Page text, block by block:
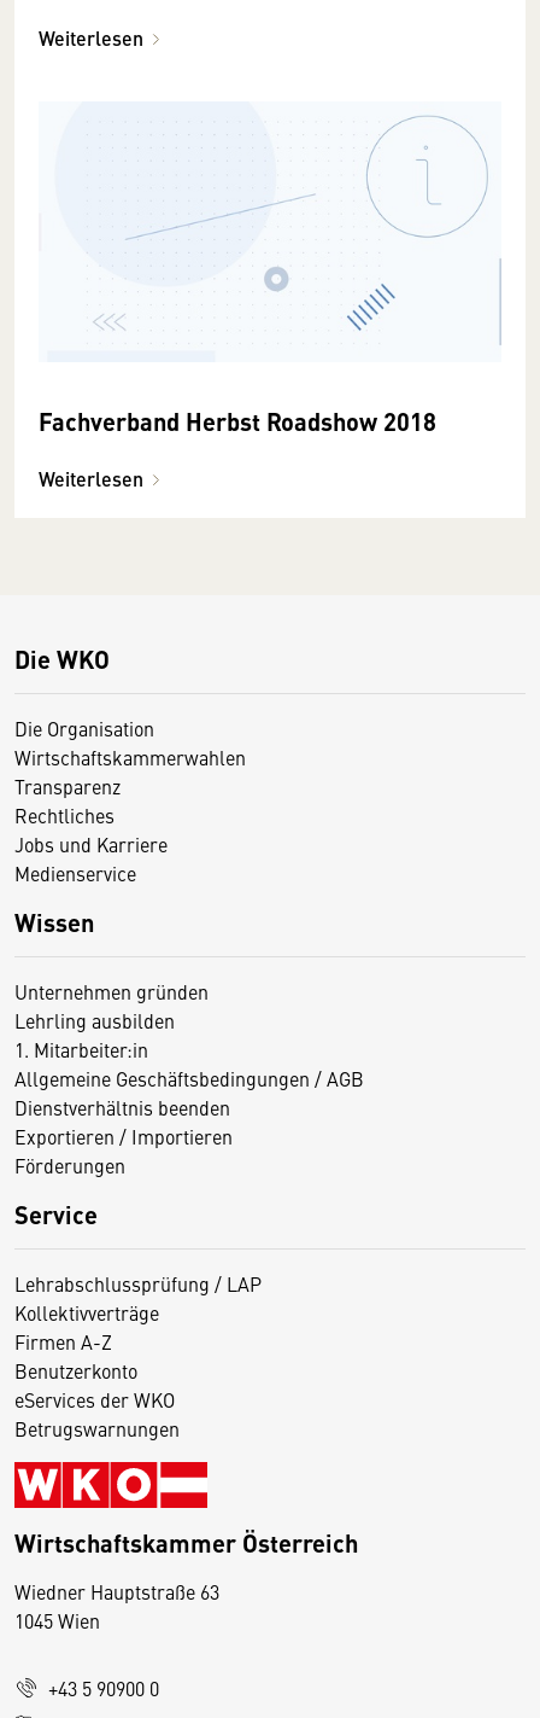
Weiterlesen
Fachverband Herbst Roadshow 2018
Weiterlesen
Die WKO
Die Organisation
Wirtschaftskammerwahlen
Transparenz
Rechtliches
Jobs und Karriere
Medienservice
Wissen
Unternehmen gründen
Lehrling ausbilden
1. Mitarbeiter:in
Allgemeine Geschäftsbedingungen / AGB
Dienstverhältnis beenden
Exportieren / Importieren
Förderungen
Service
Lehrabschlussprüfung / LAP
Kollektivverträge
Firmen A-Z
Benutzerkonto
eServices der WKO
Betrugswarnungen
Wirtschaftskammer Österreich
Wiedner Hauptstraße 63
1045 Wien
+43 5 90900 0
D
s